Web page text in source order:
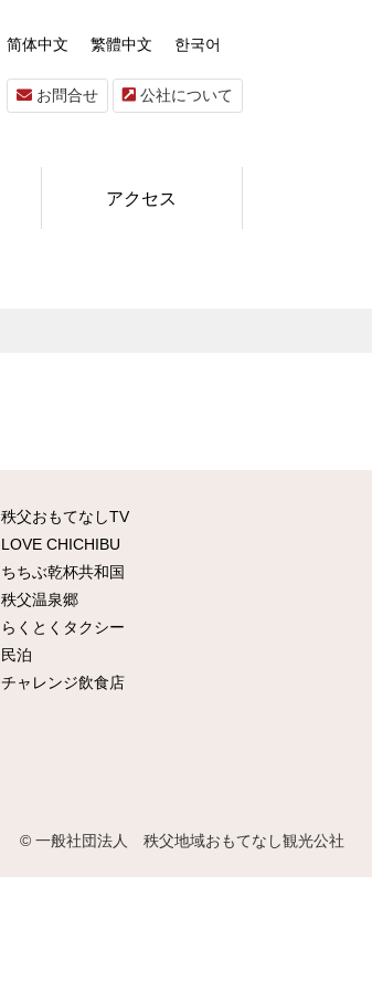
简体中文 繁體中文 한국어
お問合せ 公社について
アクセス
秩父おもてなしTV
LOVE CHICHIBU
ちちぶ乾杯共和国
秩父温泉郷
らくとくタクシー
民泊
チャレンジ飲食店
© 一般社団法人 秩父地域おもてなし観光公社